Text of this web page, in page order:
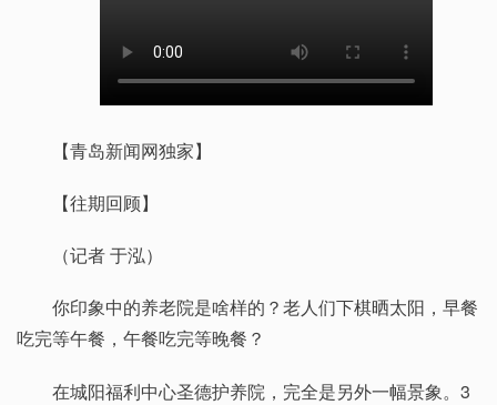
【青岛新闻网独家】
【往期回顾】
（记者 于泓）
你印象中的养老院是啥样的？老人们下棋晒太阳，早餐
吃完等午餐，午餐吃完等晚餐？
在城阳福利中心圣德护养院，完全是另外一幅景象。3